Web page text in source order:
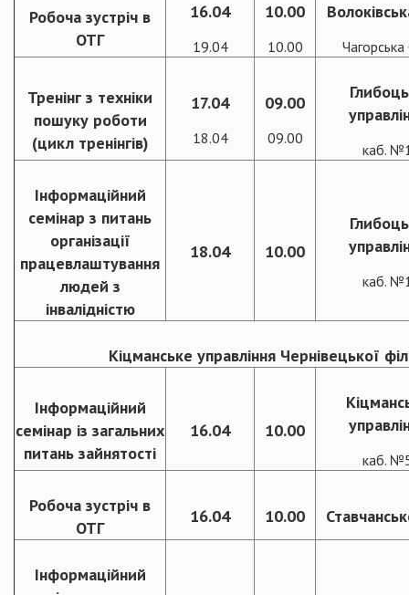
Робоча зустріч в
ОТГ
16.04
19.04
10.00
10.00
Тренінг з техніки
пошуку роботи
(цикл тренінгів)
17.04
18.04
09.00
09.00
каб.
Інформаційний
семінар з питань
організації
працевлаштування
людей з
інвалідністю
18.04 10.00
каб.
Кіцманське управління Чернівецької
Інформаційний
семінар із загальних
питань зайнятості
16.04 10.00
каб.
Робоча зустріч в
ОТГ
16.04 10.00
Інформаційний